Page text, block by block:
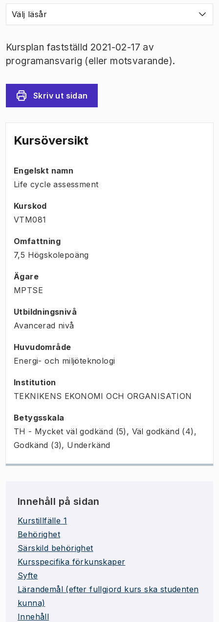
Välj läsår
Kursplan fastställd 2021-02-17 av
programansvarig (eller motsvarande).
Skriv ut sidan
Kursöversikt
Engelskt namn
Life cycle assessment
Kurskod
VTM081
Omfattning
7,5 Högskolepoäng
Ägare
MPTSE
Utbildningsnivå
Avancerad nivå
Huvudområde
Energi- och miljöteknologi
Institution
TEKNIKENS EKONOMI OCH ORGANISATION
Betygsskala
TH - Mycket väl godkänd (5), Väl godkänd (4),
Godkänd (3), Underkänd
Innehåll på sidan
Kurstillfälle 1
Behörighet
Särskild behörighet
Kursspecifika förkunskaper
Syfte
Lärandemål (efter fullgjord kurs ska studenten
kunna)
Innehåll